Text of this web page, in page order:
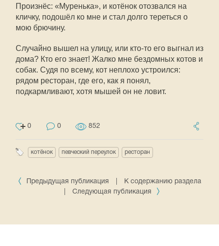
Произнёс: «Муренька», и котёнок отозвался на
кличку, подошёл ко мне и стал долго тереться о
мою брючину.
Случайно вышел на улицу, или кто-то его выгнал из
дома? Кто его знает! Жалко мне бездомных котов и
собак. Судя по всему, кот неплохо устроился:
рядом ресторан, где его, как я понял,
подкармливают, хотя мышей он не ловит.
0 0 852
котёнок певческий переулок ресторан
Предыдущая публикация
К содержанию раздела
Следующая публикация